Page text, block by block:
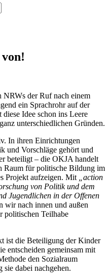
der Ruf nach einem
ein Sprachrohr auf der
Idee schon ins Leere
unterschiedlichen Gründen.
In ihren Einrichtungen
und Vorschläge gehört und
beteiligt – die OKJA handelt
Raum für politische Bildung im
Projekt aufzeigen. Mit
„action
von Politik und dem
Jugendlichen in der Offenen
wir nach innen und außen
politischen Teilhabe
ist die Beteiligung der Kinder
entscheiden gemeinsam mit
den Sozialraum
dabei nachgehen.